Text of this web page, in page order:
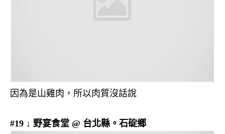
因為是山雞肉，所以肉質沒話說
#19 ↓ 野宴食堂 @ 台北縣。石碇鄉